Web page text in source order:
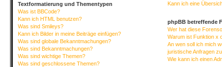
Textformatierung und Thementypen
Was ist BBCode?
Kann ich HTML benutzen?
Was sind Smileys?
Kann ich Bilder in meine Beiträge einfügen?
Was sind globale Bekanntmachungen?
Was sind Bekanntmachungen?
Was sind wichtige Themen?
Was sind geschlossene Themen?
Kann ich eine
phpBB betreffende
Wer hat diese
Warum ist Funktion x
An wen soll ich mich
juristische Anfragen
Wie kann ich einen